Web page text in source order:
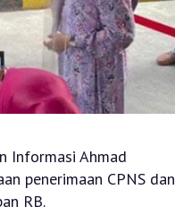
Informasi Ahmad
penerimaan CPNS dan
RB.